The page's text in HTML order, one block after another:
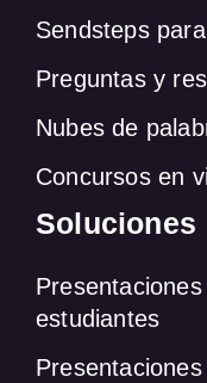
Sendsteps
Preguntas y
Nubes de
Concursos en
Soluciones
estudiantes